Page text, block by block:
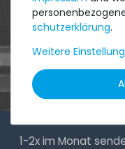
1-2x im Monat
schutz­erklärung.
Weitere